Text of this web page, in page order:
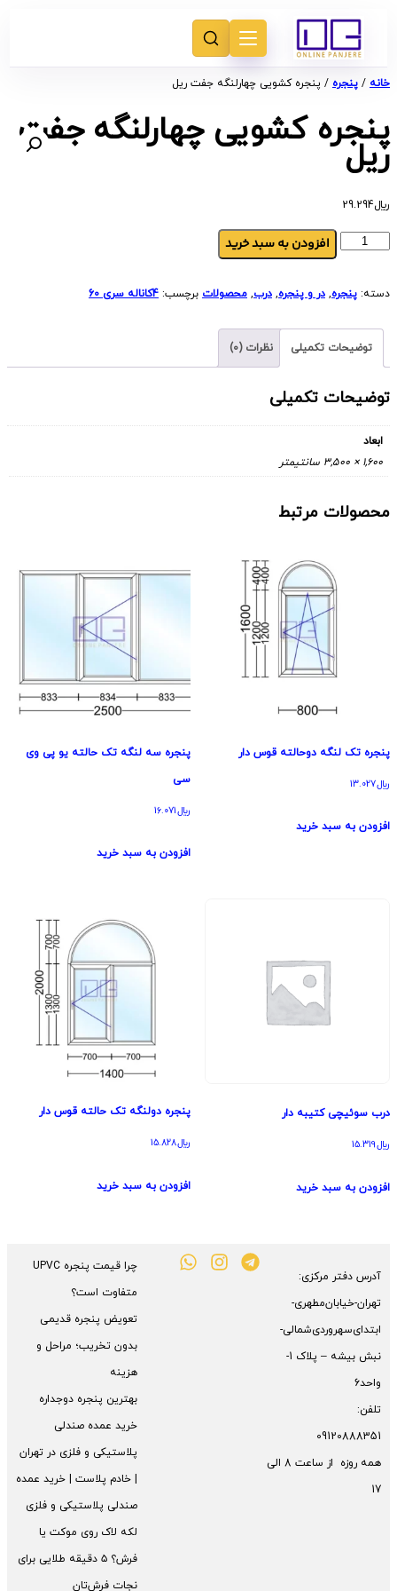
خانه / پنجره / پنجره کشویی چهارلنگه جفت ریل
پنجره کشویی چهارلنگه جفت
ریل
﷼29.294
افزودن به سبد خرید
دسته: پنجره, در و پنجره, درب, محصولات برچسب: 4کاناله سری 60
توضیحات تکمیلی نظرات (0)
توضیحات تکمیلی
ابعاد
1,600 × 3,500 سانتیمتر
محصولات مرتبط
پنجره تک لنگه دوحالته قوس دار
﷼13.027
افزودن به سبد خرید
پنجره سه لنگه تک حالته یو پی وی
سی
﷼16.071
افزودن به سبد خرید
درب سوئیچی کتیبه دار
﷼15.319
افزودن به سبد خرید
پنجره دولنگه تک حالته قوس دار
﷼15.828
افزودن به سبد خرید
آدرس دفتر مرکزی:
تهران-خیابان‌مطهری-
ابتدای‌سهروردی‌شمالی-
نبش بیشه – پلاک 1-
واحد6
تلفن:
09120888351
همه روزه از ساعت 8 الی
17
چرا قیمت پنجره UPVC
متفاوت است؟
تعویض پنجره قدیمی
بدون تخریب؛ مراحل و
هزینه
بهترین پنجره دوجداره
خرید عمده صندلی
پلاستیکی و فلزی در تهران
| خادم پلاست | خرید عمده
صندلی پلاستیکی و فلزی
لکه لاک روی موکت یا
فرش؟ ۵ دقیقه طلایی برای
نجات فرش‌تان